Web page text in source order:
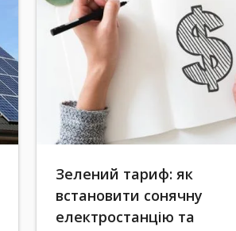
Зелений тариф: як
встановити сонячну
електростанцію та